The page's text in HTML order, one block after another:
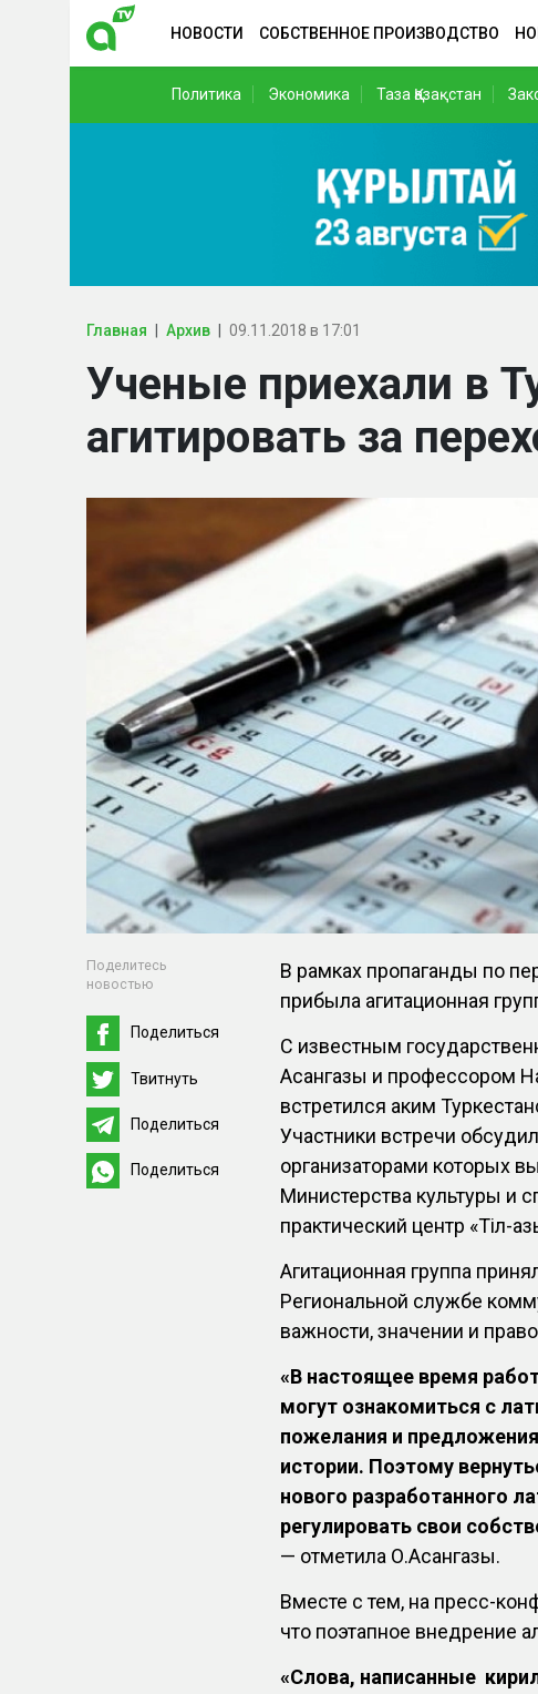
НОВОСТИ СОБСТВЕННОЕ ПРОИЗВОДСТВО
Политика Экономика Таза Қазақстан
Главная Архив 09.11.2018 в 17:01
Ученые приехали в
агитировать за
Поделитесь
новостью
Поделиться
Твитнуть
Поделиться
Поделиться
В рамках пропаганды по
прибыла агитационная
С известным
Асангазы и профессором
встретился аким
Участники встречи
организаторами которых
Министерства культуры и
практический центр «Тіл-
Агитационная группа
Региональной службе
важности, значении и
«В настоящее время
могут ознакомиться с
пожелания и
истории. Поэтому
нового разработанного
регулировать свои
— отметила О.Асангазы.
Вместе с тем, на пресс-
что поэтапное внедрение
«Слова, написанные